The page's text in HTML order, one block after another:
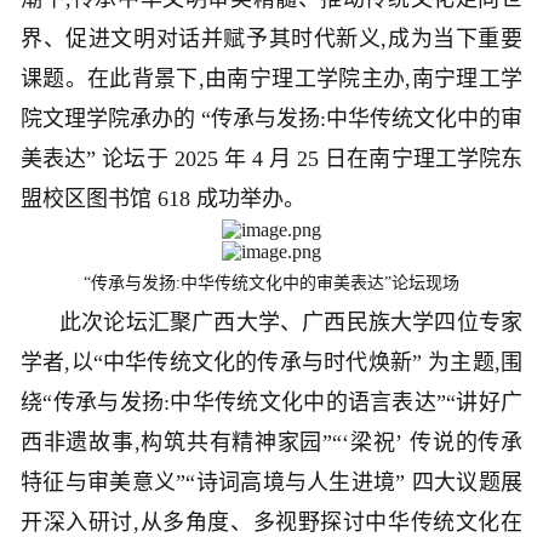
界、促进文明对话并赋予其时代新义,成为当下重要
课题。在此背景下,由南宁理工学院主办,南宁理工学
院文理学院承办的 “传承与发扬:中华传统文化中的审
美表达” 论坛于 2025 年 4 月 25 日在南宁理工学院东
盟校区图书馆 618 成功举办。
“传承与发扬:中华传统文化中的审美表达”论坛现场
此次论坛汇聚广西大学、广西民族大学四位专家
学者,以“中华传统文化的传承与时代焕新” 为主题,围
绕“传承与发扬:中华传统文化中的语言表达”“讲好广
西非遗故事,构筑共有精神家园”“‘梁祝’ 传说的传承
特征与审美意义”“诗词高境与人生进境” 四大议题展
开深入研讨,从多角度、多视野探讨中华传统文化在